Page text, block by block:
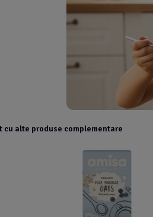
cu alte produse complementare